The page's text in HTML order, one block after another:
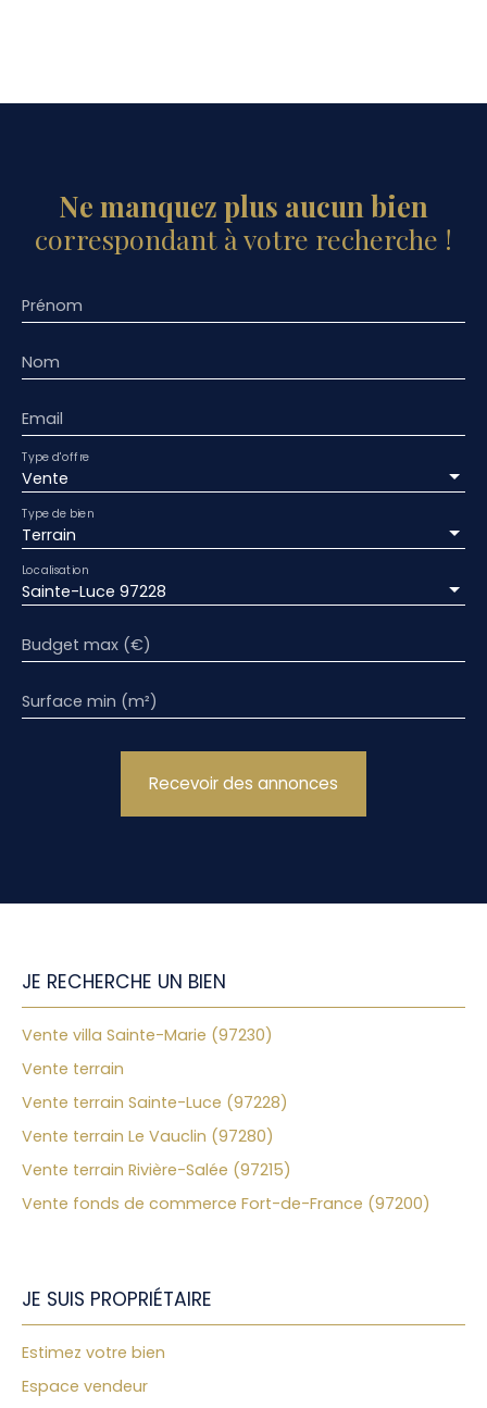
Ne manquez plus aucun bien
correspondant à votre recherche !
Prénom
Nom
Email
Vente
Type d'offre
Terrain
Type de bien
Sainte-Luce 97228
Localisation
Budget max (€)
Surface min (m²)
Recevoir des annonces
JE RECHERCHE UN BIEN
Vente villa Sainte-Marie (97230)
Vente terrain
Vente terrain Sainte-Luce (97228)
Vente terrain Le Vauclin (97280)
Vente terrain Rivière-Salée (97215)
Vente fonds de commerce Fort-de-France (97200)
JE SUIS PROPRIÉTAIRE
Estimez votre bien
Espace vendeur